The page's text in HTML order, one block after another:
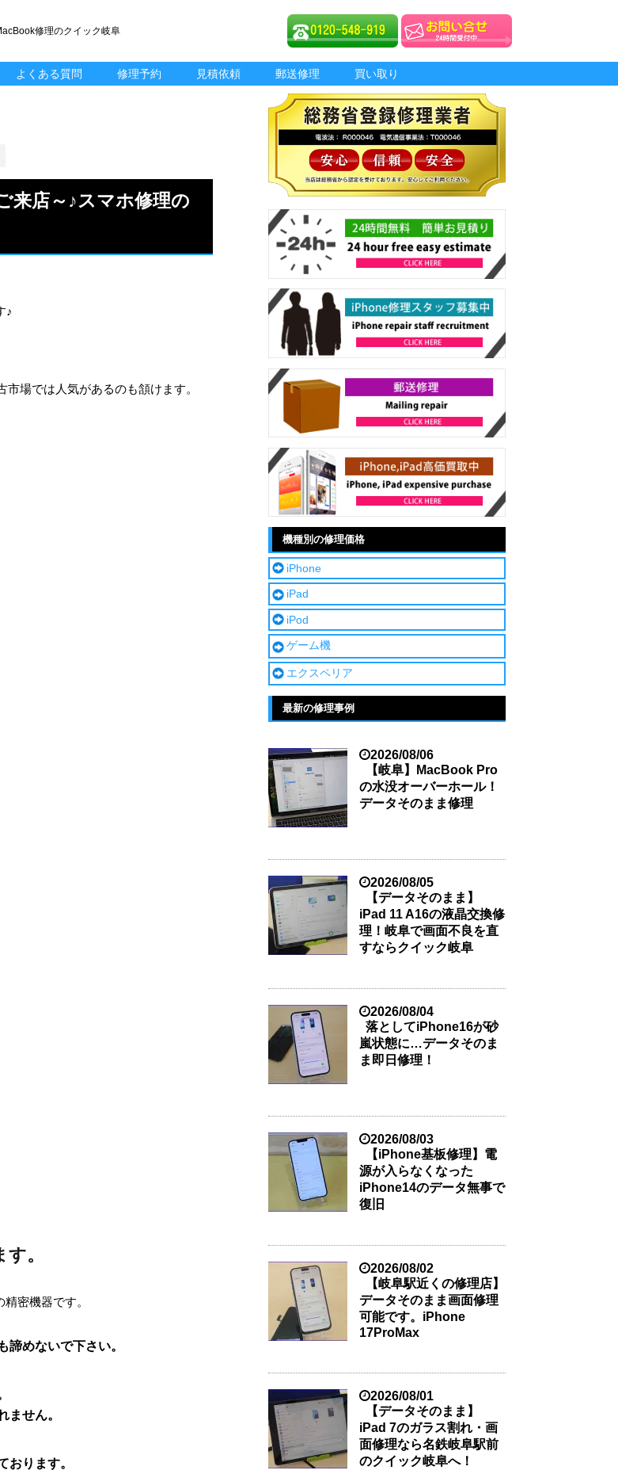
修理のクイック岐阜
よくある質問 修理予約 見積依頼 郵送修理 買い取り
来店～♪スマホ修理の
♪
場では人気があるのも頷けます。
。
密機器です。
めないで下さい。
ません。
おります。
機種別の修理価格
iPhone
iPad
iPod
ゲーム機
エクスペリア
最新の修理事例
2026/08/06
【岐阜】MacBook Pro
の水没オーバーホール！
データそのまま修理
2026/08/05
【データそのまま】
iPad 11 A16の液晶交換修
理！岐阜で画面不良を直
すならクイック岐阜
2026/08/04
落としてiPhone16が砂
嵐状態に…データそのま
ま即日修理！
2026/08/03
【iPhone基板修理】電
源が入らなくなった
iPhone14のデータ無事で
復旧
2026/08/02
【岐阜駅近くの修理店】
データそのまま画面修理
可能です。iPhone
17ProMax
2026/08/01
【データそのまま】
iPad 7のガラス割れ・画
面修理なら名鉄岐阜駅前
のクイック岐阜へ！